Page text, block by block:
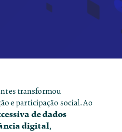
transformou
e participação social. Ao
de dados
digital,